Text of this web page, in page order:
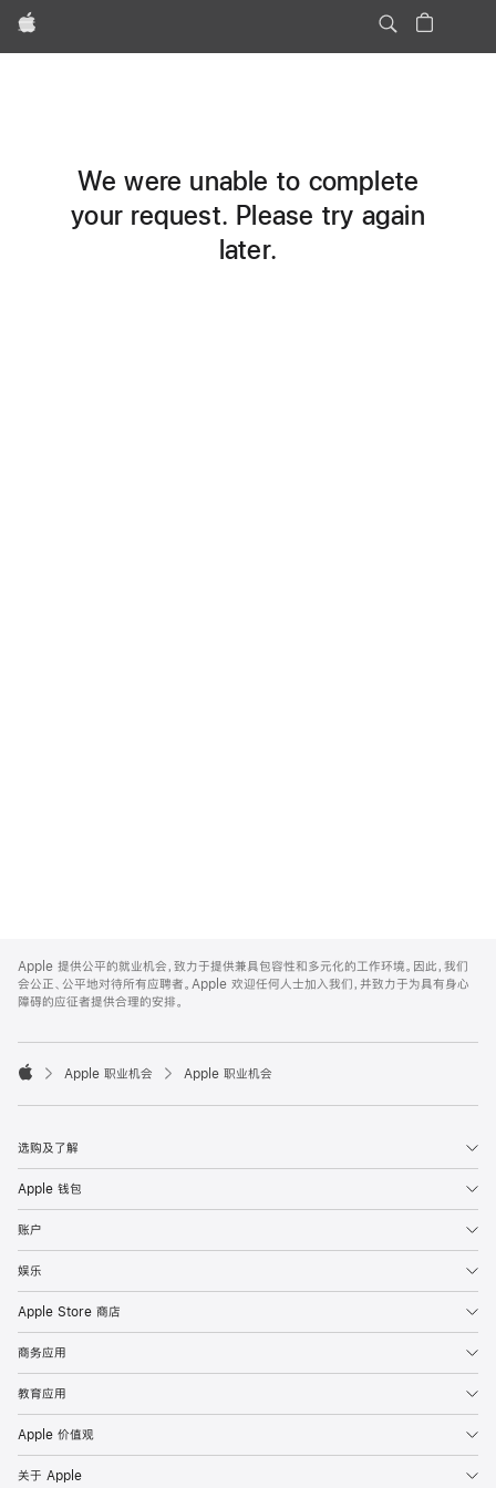
Apple
We were unable to complete
your request. Please try again
later.
Footer
Apple 提供公平的就业机会，致力于提供兼具包容性和多元化的工作环境。因此，我们
会公正、公平地对待所有应聘者。Apple 欢迎任何人士加入我们，并致力于为具有身心
障碍的应征者提供合理的安排。

Apple 职业机会 Apple 职业机会
选购及了解
Apple 钱包
账户
娱乐
Apple Store 商店
商务应用
教育应用
Apple 价值观
关于 Apple